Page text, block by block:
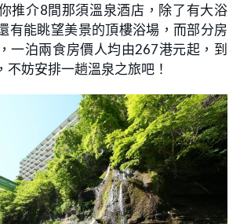
推介8間那須溫泉酒店，除了有大浴
有能眺望美景的頂樓浴場，而部分房
一泊兩食房價人均由267港元起，到
不妨安排一趟溫泉之旅吧！